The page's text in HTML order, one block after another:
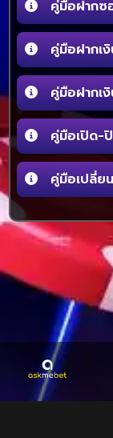
คู่มือฝากซ
คู่มือฝากเ
คู่มือฝากเ
คู่มือเปิด-
คู่มือเปลี่ย